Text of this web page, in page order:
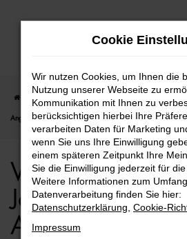
Zum
Startseite Hamburg VW
Angebote
VW T-Roc für
Jahreswagen
Angebote
Cookie
Wir nutzen Cookies, um Ihnen die
Nutzung unserer Webseite zu
Kommunikation mit Ihnen zu
berücksichtigen hierbei Ihre
verarbeiten Daten für Marketing
wenn Sie uns Ihre Einwilligung
einem späteren Zeitpunkt Ihre
Sie die Einwilligung jederzeit für
Weitere Informationen zum
Datenverarbeitung finden Sie hier:
Datenschutzerklärung Cookie-
Impressum